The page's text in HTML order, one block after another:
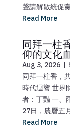
聲請解散統促
Read More
同拜一柱
仰的文化
Aug 3, 2026 |
同拜一柱香，
時代迴響 世界
者：丁豔 一、
27日，農曆五
Read More